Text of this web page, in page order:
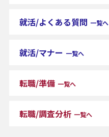
就活/よくある質問 一覧へ
就活/マナー 一覧へ
転職/準備 一覧へ
転職/調査分析 一覧へ